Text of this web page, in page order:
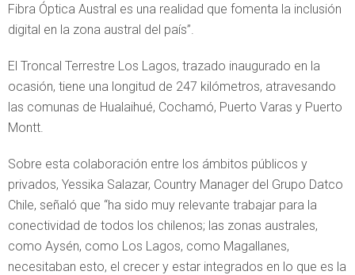
Fibra Óptica Austral es una realidad que fomenta la inclusión
digital en la zona austral del país”.
El Troncal Terrestre Los Lagos, trazado inaugurado en la
ocasión, tiene una longitud de 247 kilómetros, atravesando
las comunas de Hualaihué, Cochamó, Puerto Varas y Puerto
Montt.
Sobre esta colaboración entre los ámbitos públicos y
privados, Yessika Salazar, Country Manager del Grupo Datco
Chile, señaló que “ha sido muy relevante trabajar para la
conectividad de todos los chilenos; las zonas australes,
como Aysén, como Los Lagos, como Magallanes,
necesitaban esto, el crecer y estar integrados en lo que es la